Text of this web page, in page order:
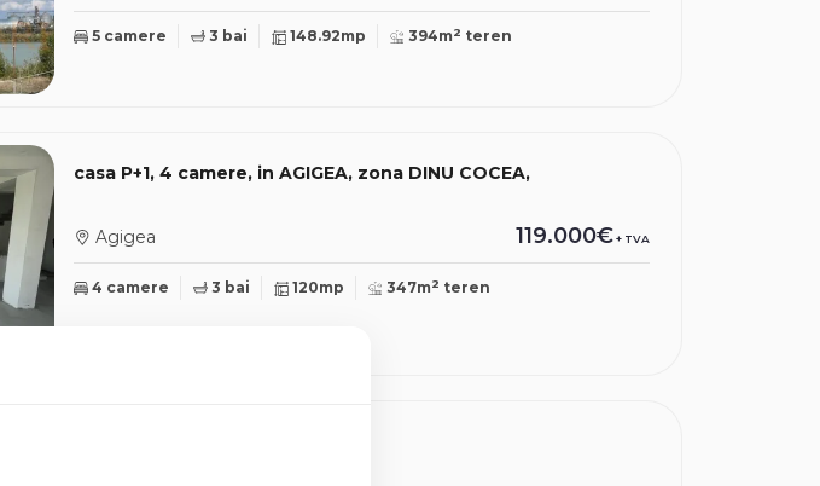
5 camere 3 bai 148.92mp 394m2 teren
casa P+1, 4 camere, in AGIGEA, zona DINU COCEA,
Agigea 119.000€+ TVA
4 camere 3 bai 120mp 347m2 teren